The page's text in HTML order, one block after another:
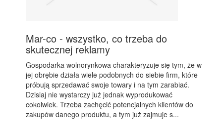
Mar-co - wszystko, co trzeba do
skutecznej reklamy
Gospodarka wolnorynkowa charakteryzuje się tym, że w
jej obrębie działa wiele podobnych do siebie firm, które
próbują sprzedawać swoje towary i na tym zarabiać.
Dzisiaj nie wystarczy już jednak wyprodukować
cokolwiek. Trzeba zachęcić potencjalnych klientów do
zakupów danego produktu, a tym już zajmuje s...